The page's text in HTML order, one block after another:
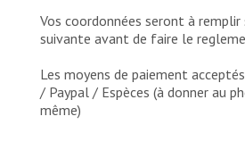
Vos coordonnées seront à remplir
suivante avant de faire le
Les moyens de paiement
/ Paypal / Espèces (à donner au
même)